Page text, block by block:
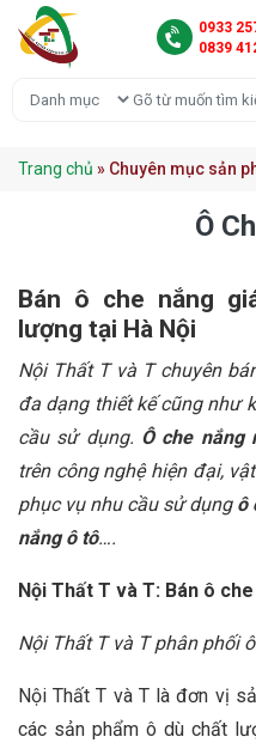
0933
0839
Trang chủ » Chuyên mục sản
Ô
Bán ô che nắng
lượng tại Hà Nội
Nội Thất T và T chuyên
đa dạng thiết kế cũng như
cầu sử dụng. Ô che nắng
trên công nghệ hiện đại,
phục vụ nhu cầu sử dụng ô
nắng ô tô….
Nội Thất T và T: Bán ô
Nội Thất T và T phân phối
Nội Thất T và Tlà đơn vị
các sản phẩm ô dù chất
Ô Che nắng
NHÀ LỀU NHẬP KHẨU